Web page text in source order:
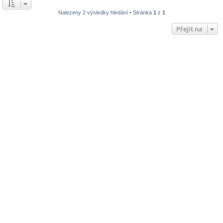
Nalezeny 2 výsledky hledání • Stránka 1 z 1
Přejít na